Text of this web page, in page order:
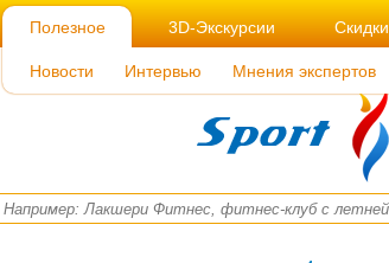
Полезное
Новости Интервью Мнения экспертов
3D-Экскурсии Скидки